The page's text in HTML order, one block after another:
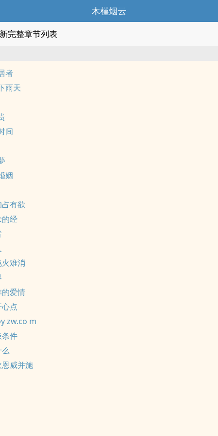
木槿烟云
完整章节列表
者
雨天
间
姻
有欲
经
难消
爱情
点
zw.co m
条件
威并施